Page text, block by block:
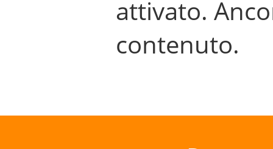
attivato.
contenuto.